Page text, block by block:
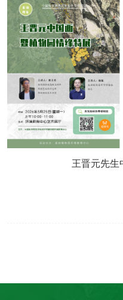
王晋元先生